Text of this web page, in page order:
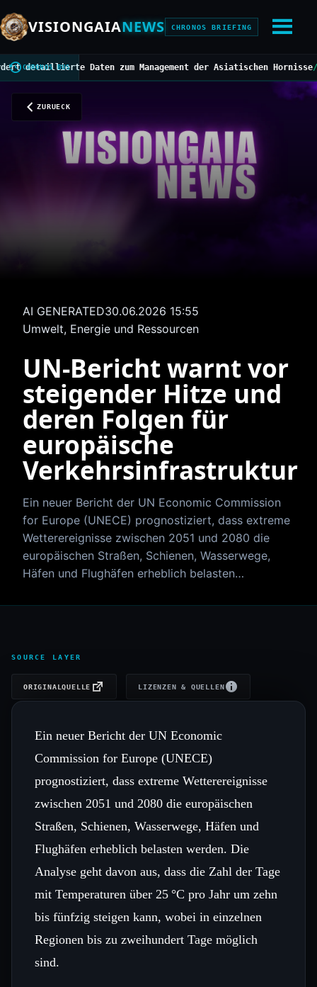
VISIONGAIANEWS CHRONOS BRIEFING
CHRONOS BUS
Daten zum Management der Asiatischen Hornisse ///
ZURUECK
AI GENERATED30.06.2026 15:55
Umwelt, Energie und Ressourcen
UN-Bericht warnt vor
steigender Hitze und
deren Folgen für
europäische
Verkehrsinfrastruktur
Ein neuer Bericht der UN Economic Commission
for Europe (UNECE) prognostiziert, dass extreme
Wetterereignisse zwischen 2051 und 2080 die
europäischen Straßen, Schienen, Wasserwege,
Häfen und Flughäfen erheblich belasten…
SOURCE LAYER
ORIGINALQUELLE LIZENZEN & QUELLEN
Ein neuer Bericht der UN Economic
Commission for Europe (UNECE)
prognostiziert, dass extreme Wetterereignisse
zwischen 2051 und 2080 die europäischen
Straßen, Schienen, Wasserwege, Häfen und
Flughäfen erheblich belasten werden. Die
Analyse geht davon aus, dass die Zahl der Tage
mit Temperaturen über 25 °C pro Jahr um zehn
bis fünfzig steigen kann, wobei in einzelnen
Regionen bis zu zweihundert Tage möglich
sind.